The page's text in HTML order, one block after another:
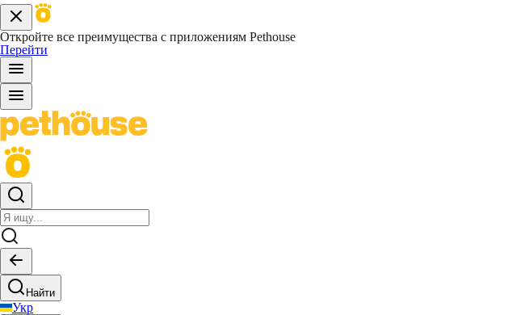
Откройте все преимущества с приложениям Pethouse
Перейти
Найти
Укр